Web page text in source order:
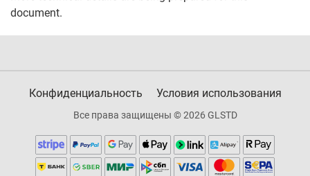
document.
Конфиденциальность Условия использования
Все права защищены © 2026 GLSTD